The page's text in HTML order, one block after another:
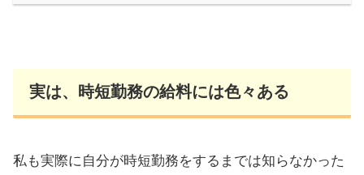
実は、時短勤務の給料には色々ある
私も実際に自分が時短勤務をするまでは知らなかった